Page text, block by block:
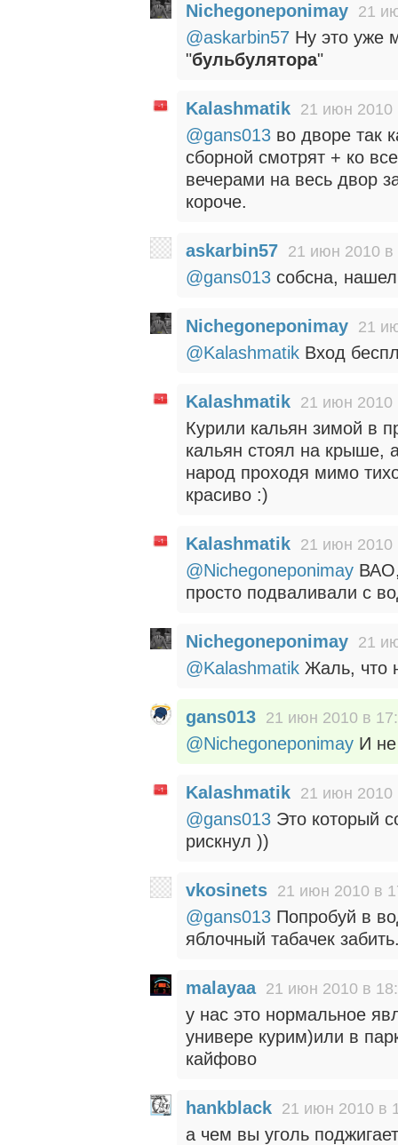
Nichegoneponimay 21
@askarbin57 Ну это уже
"бульбулятора"
Kalashmatik 21 июн 2010
@gans013 во дворе так
сборной смотрят + ко
вечерами на весь двор
короче.
askarbin57 21 июн 2010 в
@gans013 собсна,
Nichegoneponimay 21
@Kalashmatik Вход
Kalashmatik 21 июн 2010
Курили кальян зимой в
кальян стоял на крыше,
народ проходя мимо
красиво :)
Kalashmatik 21 июн 2010
@Nichegoneponimay
просто подваливали с
Nichegoneponimay 21
@Kalashmatik Жаль, что
gans013 21 июн 2010 в
@Nichegoneponimay И
Kalashmatik 21 июн 2010
@gans013 Это который
рискнул ))
vkosinets 21 июн 2010 в
@gans013 Попробуй в
яблочный табачек
malayaa 21 июн 2010 в
у нас это нормальное
универе курим)или в
кайфово
hankblack 21 июн 2010 в
а чем вы уголь